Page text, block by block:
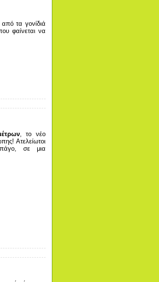
τα γονίδιά
φαίνεται να
, το νέο
Ατελείωτοι
πάγο, σε μια